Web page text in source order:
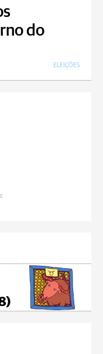
do
ELEIÇÕES